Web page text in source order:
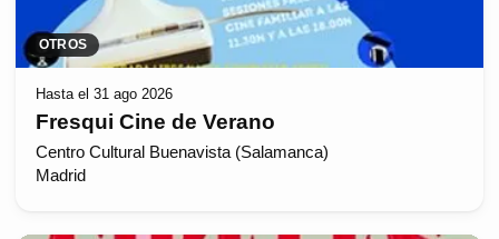
OTROS
Hasta el 31 ago 2026
Fresqui Cine de Verano
Centro Cultural Buenavista (Salamanca)
Madrid